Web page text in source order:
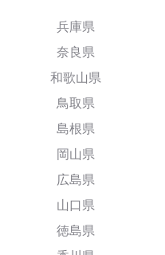
兵庫県
奈良県
和歌山県
鳥取県
島根県
岡山県
広島県
山口県
徳島県